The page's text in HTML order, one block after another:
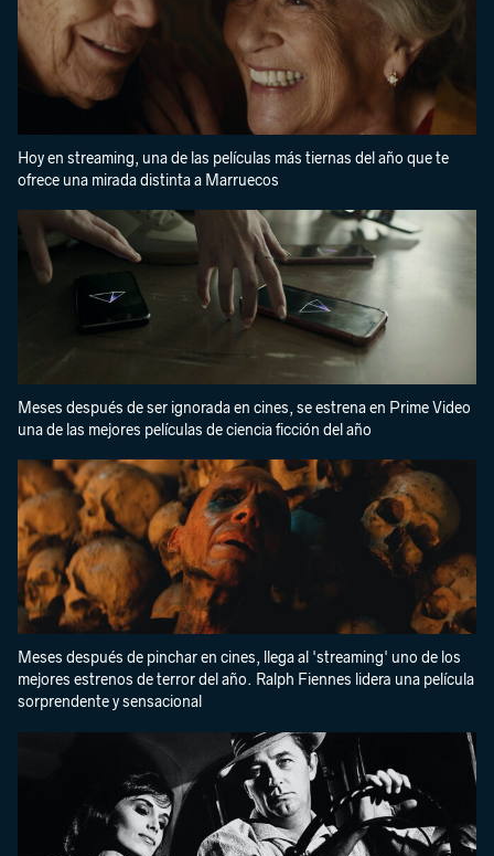
Hoy en streaming, una de las películas más tiernas del año que te
ofrece una mirada distinta a Marruecos
Meses después de ser ignorada en cines, se estrena en Prime Video
una de las mejores películas de ciencia ficción del año
Meses después de pinchar en cines, llega al 'streaming' uno de los
mejores estrenos de terror del año. Ralph Fiennes lidera una película
sorprendente y sensacional